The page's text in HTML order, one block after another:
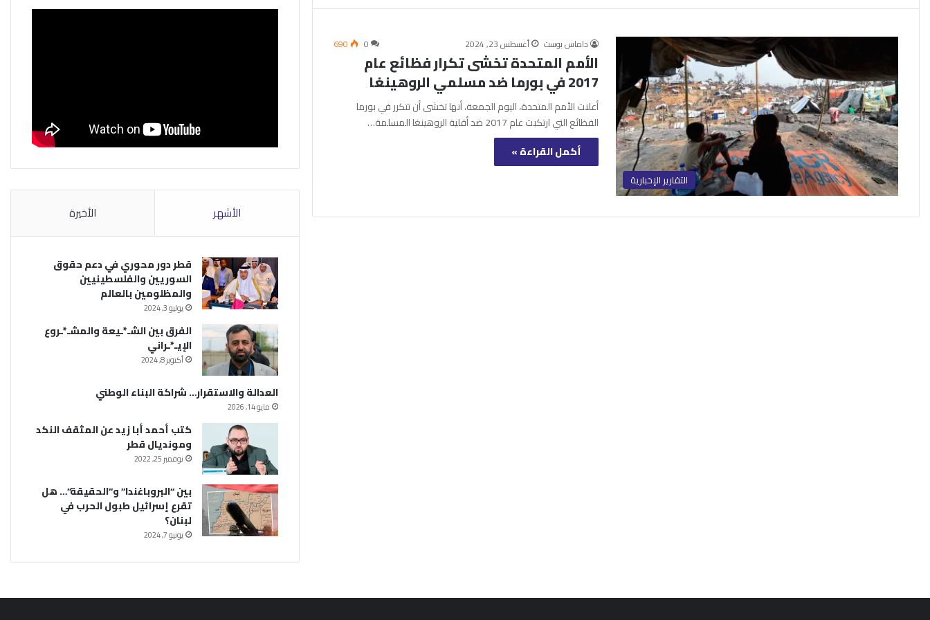
التقارير الإخبارية
داماس بوست أغسطس 23, 2024 0
690
الأمم المتحدة تخشى تكرار فظائع عام
2017 في بورما ضد مسلمي الروهينغا
أعلنت الأمم المتحدة، اليوم الجمعة، أنها تخشى أن تتكرر في بورما
الفظائع التي ارتكبت عام 2017 ضد أقلية الروهينغا المسلمة…
أكمل القراءة »
الأشهر الأخيرة
قطر دور محوري في دعم حقوق
السوريين والفلسطينيين
والمظلومين بالعالم
يوليو 3, 2024
الفرق بين الشـ*ـيعة والمشـ*ـروع
الإيـ*ـراني
أكتوبر 8, 2024
العدالة والاستقرار… شراكة البناء الوطني
مايو 14, 2026
كتب أحمد أبا زيد عن المثقف النكد
ومونديال قطر
نوفمبر 25, 2022
بين “البروباغندا” و”الحقيقة”… هل
تقرع إسرائيل طبول الحرب في
لبنان؟
يونيو 7, 2024